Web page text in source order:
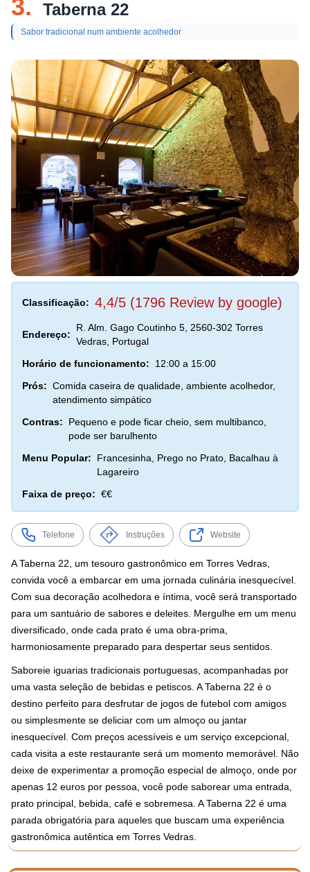
3. Taberna 22
Sabor tradicional num ambiente acolhedor
Classificação: 4,4/5 (1796 Review by google)
Endereço:
R. Alm. Gago Coutinho 5, 2560-302 Torres
Vedras, Portugal
Horário de funcionamento:
12:00 a 15:00
Prós: Comida caseira de qualidade, ambiente acolhedor,
atendimento simpático
Contras:
Pequeno e pode ficar cheio, sem multibanco,
pode ser barulhento
Menu Popular:
Francesinha, Prego no Prato, Bacalhau à
Lagareiro
Faixa de preço: €€
Telefone Instruções Website
A Taberna 22, um tesouro gastronômico em Torres Vedras,
convida você a embarcar em uma jornada culinária inesquecível.
Com sua decoração acolhedora e íntima, você será transportado
para um santuário de sabores e deleites. Mergulhe em um menu
diversificado, onde cada prato é uma obra-prima,
harmoniosamente preparado para despertar seus sentidos.
Saboreie iguarias tradicionais portuguesas, acompanhadas por
uma vasta seleção de bebidas e petiscos. A Taberna 22 é o
destino perfeito para desfrutar de jogos de futebol com amigos
ou simplesmente se deliciar com um almoço ou jantar
inesquecível. Com preços acessíveis e um serviço excepcional,
cada visita a este restaurante será um momento memorável. Não
deixe de experimentar a promoção especial de almoço, onde por
apenas 12 euros por pessoa, você pode saborear uma entrada,
prato principal, bebida, café e sobremesa. A Taberna 22 é uma
parada obrigatória para aqueles que buscam uma experiência
gastronômica autêntica em Torres Vedras.